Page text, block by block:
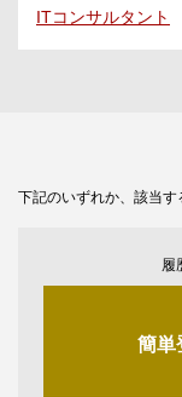
ITコンサルタント
下記のいずれか、該当す
履
簡単